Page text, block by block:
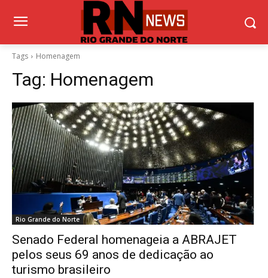
Tags Homenagem
Tag: Homenagem
Rio Grande do Norte
Senado Federal homenageia a ABRAJET
pelos seus 69 anos de dedicação ao
turismo brasileiro